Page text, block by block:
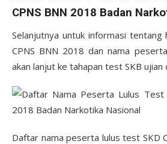
CPNS BNN 2018 Badan
Selanjutnya untuk informasi tentang
CPNS BNN 2018 dan nama
akan lanjut ke tahapan test SKB ujian
Daftar nama peserta lulus test SKD